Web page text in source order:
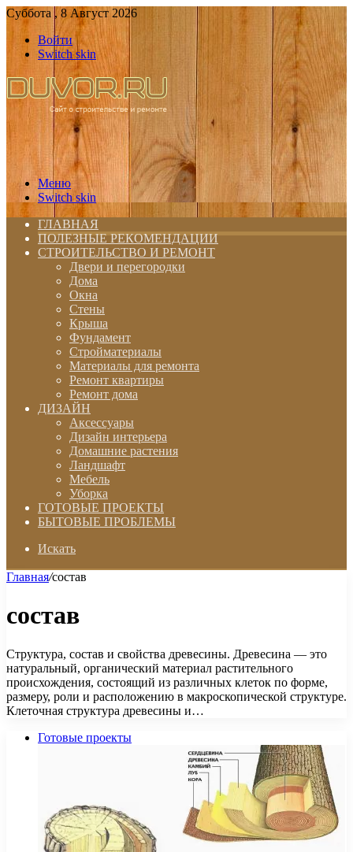
Суббота , 8 Август 2026
Войти
Switch skin
Меню
Switch skin
ГЛАВНАЯ
ПОЛЕЗНЫЕ РЕКОМЕНДАЦИИ
СТРОИТЕЛЬСТВО И РЕМОНТ
Двери и перегородки
Дома
Окна
Стены
Крыша
Фундамент
Стройматериалы
Материалы для ремонта
Ремонт квартиры
Ремонт дома
ДИЗАЙН
Аксессуары
Дизайн интерьера
Домашние растения
Ландшафт
Мебель
Уборка
ГОТОВЫЕ ПРОЕКТЫ
БЫТОВЫЕ ПРОБЛЕМЫ
Искать
Главная/состав
состав
Структура, состав и свойства древесины. Древесина — это
натуральный, органический материал растительного
происхождения, состоящий из различных клеток по форме,
размеру, роли и расположению в макроскопической структуре.
Клеточная структура древесины и…
Готовые проекты